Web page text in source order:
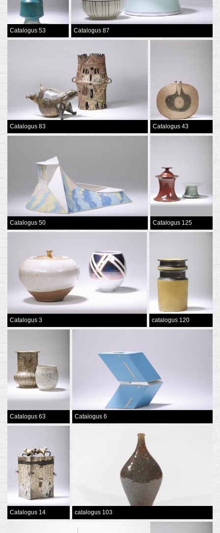
Catalogus 53 Catalogus 87
Catalogus 83 Catalogus 43
Catalogus 50 Catalogus 125
Catalogus 3 catalogus 120
Catalogus 63 Catalogus 6
Catalogus 14 catalogus 103